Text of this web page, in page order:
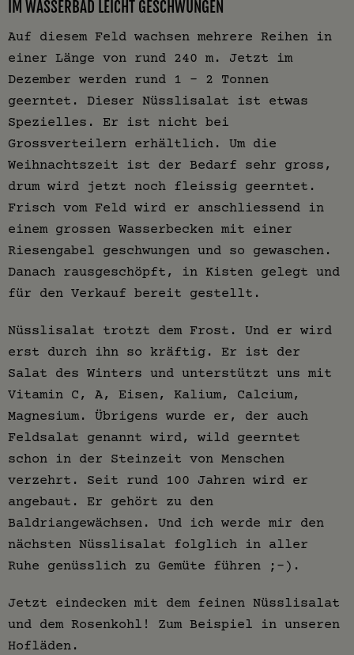
IM WASSERBAD LEICHT GESCHWUNGEN
Auf diesem Feld wachsen mehrere Reihen in
einer Länge von rund 240 m. Jetzt im
Dezember werden rund 1 – 2 Tonnen
geerntet. Dieser Nüsslisalat ist etwas
Spezielles. Er ist nicht bei
Grossverteilern erhältlich. Um die
Weihnachtszeit ist der Bedarf sehr gross,
drum wird jetzt noch fleissig geerntet.
Frisch vom Feld wird er anschliessend in
einem grossen Wasserbecken mit einer
Riesengabel geschwungen und so gewaschen.
Danach rausgeschöpft, in Kisten gelegt und
für den Verkauf bereit gestellt.
Nüsslisalat trotzt dem Frost. Und er wird
erst durch ihn so kräftig. Er ist der
Salat des Winters und unterstützt uns mit
Vitamin C, A, Eisen, Kalium, Calcium,
Magnesium. Übrigens wurde er, der auch
Feldsalat genannt wird, wild geerntet
schon in der Steinzeit von Menschen
verzehrt. Seit rund 100 Jahren wird er
angebaut. Er gehört zu den
Baldriangewächsen. Und ich werde mir den
nächsten Nüsslisalat folglich in aller
Ruhe genüsslich zu Gemüte führen ;-).
Jetzt eindecken mit dem feinen Nüsslisalat
und dem Rosenkohl! Zum Beispiel in unseren
Hofläden.